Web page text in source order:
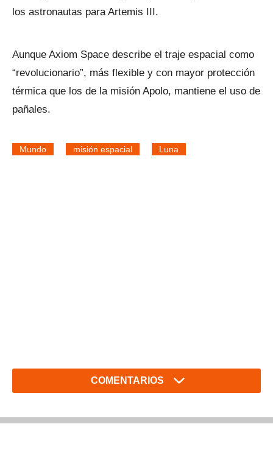
los astronautas para Artemis III.
Aunque Axiom Space describe el traje espacial como
“revolucionario”, más flexible y con mayor protección
térmica que los de la misión Apolo, mantiene el uso de
pañales.
Mundo misión espacial Luna
COMENTARIOS